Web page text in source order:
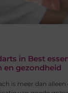
in Best
en gezondheid
is meer dan alleen